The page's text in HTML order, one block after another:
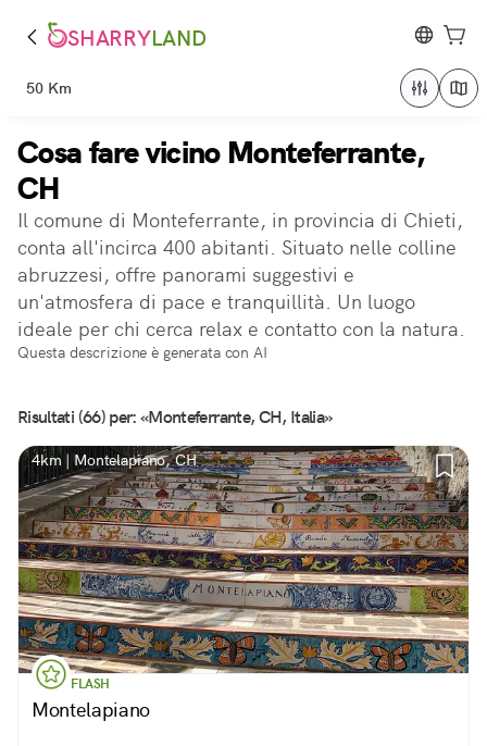
SHARRYLAND
50 Km
Cosa fare vicino Monteferrante,
CH
Il comune di Monteferrante, in provincia di Chieti,
conta all'incirca 400 abitanti. Situato nelle colline
abruzzesi, offre panorami suggestivi e
un'atmosfera di pace e tranquillità. Un luogo
ideale per chi cerca relax e contatto con la natura.
Questa descrizione è generata con AI
Risultati (66) per: «Monteferrante, CH, Italia»
4km | Montelapiano, CH
FLASH
Montelapiano